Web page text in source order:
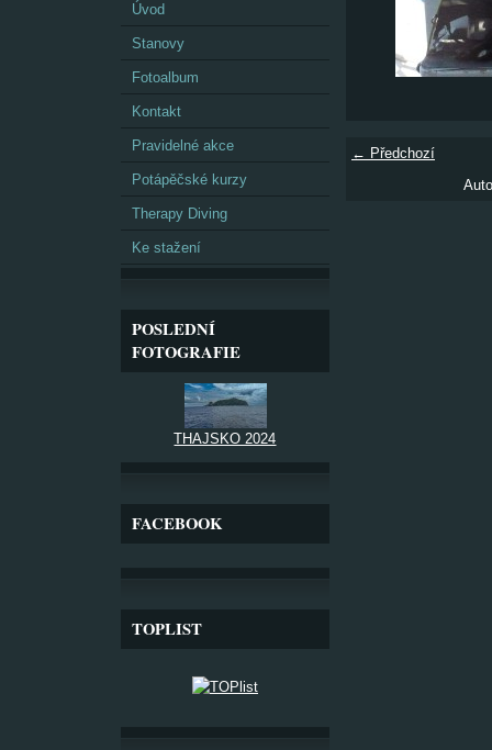
Úvod
Stanovy
Fotoalbum
Kontakt
Pravidelné akce
Potápěčské kurzy
Therapy Diving
Ke stažení
POSLEDNÍ
FOTOGRAFIE
THAJSKO 2024
FACEBOOK
TOPLIST
← Předchozí